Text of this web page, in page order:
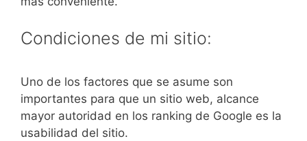
Condiciones de mi sitio:
Uno de los factores que se asume son
importantes para que un sitio web, alcance
mayor autoridad en los ranking de Google es la
usabilidad del sitio.